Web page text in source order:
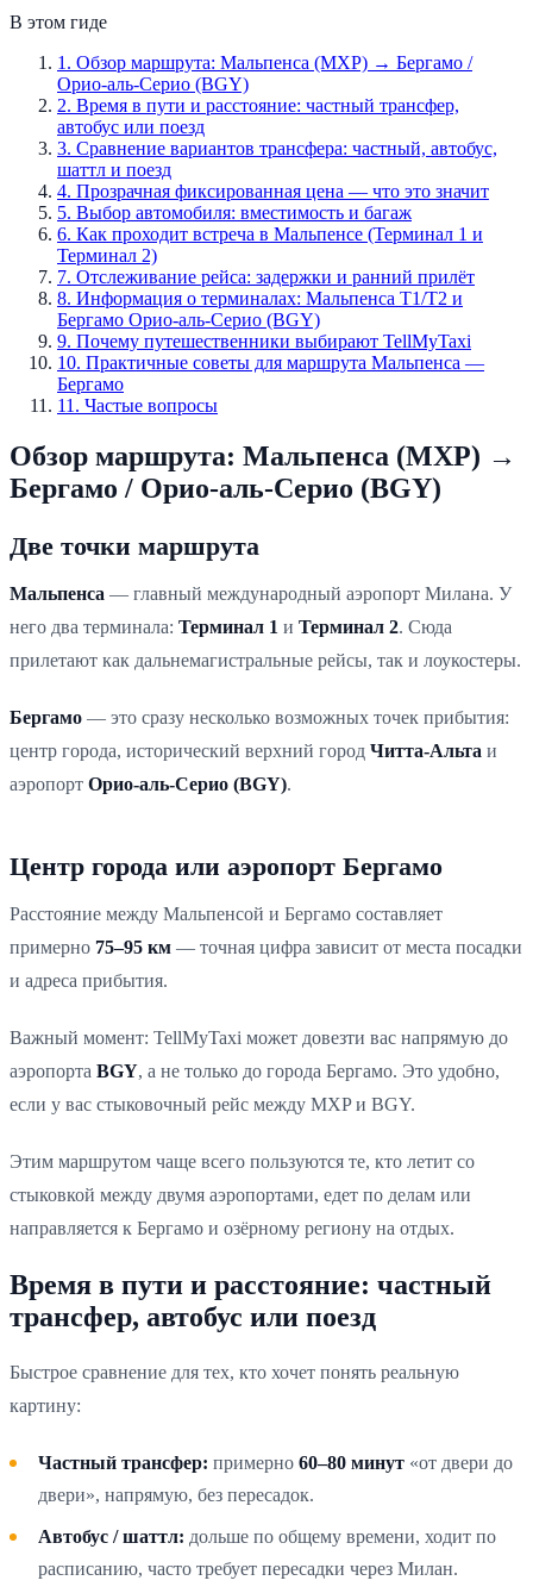
В этом гиде
1 . Обзор маршрута: Мальпенса (MXP) → Бергамо /
Орио-аль-Серио (BGY)
2. Время в пути и расстояние: частный трансфер,
автобус или поезд
3. Сравнение вариантов трансфера: частный, автобус,
шаттл и поезд
4. Прозрачная фиксированная цена — что это значит
5. Выбор автомобиля: вместимость и багаж
6. Как проходит встреча в Мальпенсе (Терминал 1 и
Терминал 2)
7. Отслеживание рейса: задержки и ранний прилёт
8. Информация о терминалах: Мальпенса T1/T2 и
Бергамо Орио-аль-Серио (BGY)
9. Почему путешественники выбирают TellMyTaxi
10. Практичные советы для маршрута Мальпенса —
Бергамо
11 . Частые вопросы
Обзор маршрута: Мальпенса (MXP) →
Бергамо / Орио-аль-Серио (BGY)
Две точки маршрута
Мальпенса — главный международный аэропорт Милана. У
него два терминала: Терминал 1 и Терминал 2. Сюда
прилетают как дальнемагистральные рейсы, так и лоукостеры.
Бергамо — это сразу несколько возможных точек прибытия:
центр города, исторический верхний город Читта-Альта и
аэропорт Орио-аль-Серио (BGY).
Центр города или аэропорт Бергамо
Расстояние между Мальпенсой и Бергамо составляет
примерно 75–95 км — точная цифра зависит от места посадки
и адреса прибытия.
Важный момент: TellMyTaxi может довезти вас напрямую до
аэропорта BGY, а не только до города Бергамо. Это удобно,
если у вас стыковочный рейс между MXP и BGY.
Этим маршрутом чаще всего пользуются те, кто летит со
стыковкой между двумя аэропортами, едет по делам или
направляется к Бергамо и озёрному региону на отдых.
Время в пути и расстояние: частный
трансфер, автобус или поезд
Быстрое сравнение для тех, кто хочет понять реальную
картину:
Частный трансфер: примерно 60–80 минут «от двери до
двери», напрямую, без пересадок.
Автобус / шаттл: дольше по общему времени, ходит по
расписанию, часто требует пересадки через Милан.